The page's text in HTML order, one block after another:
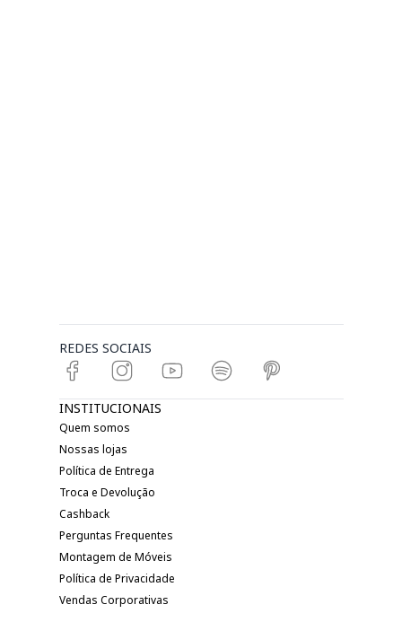
REDES SOCIAIS
INSTITUCIONAIS
Quem somos
Nossas lojas
Política de Entrega
Troca e Devolução
Cashback
Perguntas Frequentes
Montagem de Móveis
Política de Privacidade
Vendas Corporativas